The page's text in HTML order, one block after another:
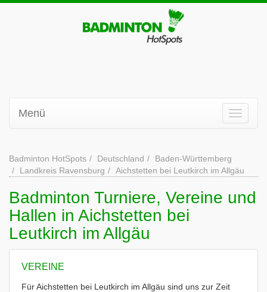
Menü
Badminton HotSpots Deutschland
Baden-Württemberg
Landkreis Ravensburg
Aichstetten bei Leutkirch im Allgäu
Badminton Turniere, Vereine und
Hallen in Aichstetten bei
Leutkirch im Allgäu
VEREINE
Für Aichstetten bei Leutkirch im Allgäu sind uns zur Zeit